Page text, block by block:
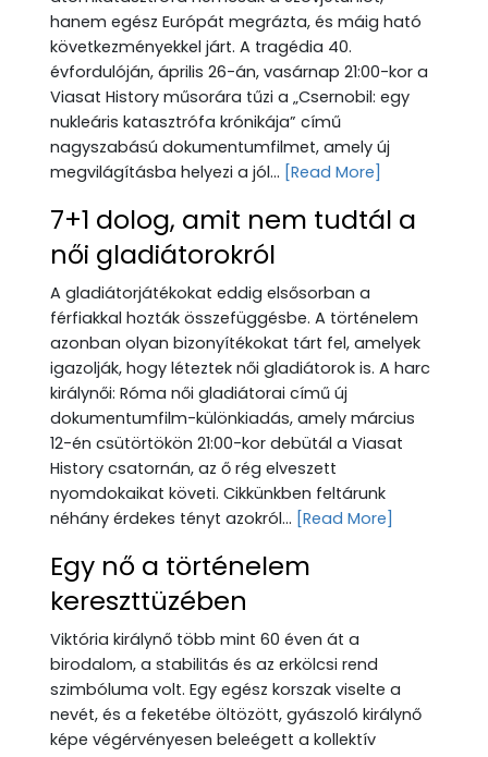
hanem egész Európát megrázta, és máig ható
következményekkel járt. A tragédia 40.
évfordulóján, április 26-án, vasárnap 21:00-kor a
Viasat History műsorára tűzi a „Csernobil: egy
nukleáris katasztrófa krónikája” című
nagyszabású dokumentumfilmet, amely új
megvilágításba helyezi a jól... [Read More]
7+1 dolog, amit nem tudtál a
női gladiátorokról
A gladiátorjátékokat eddig elsősorban a
férfiakkal hozták összefüggésbe. A történelem
azonban olyan bizonyítékokat tárt fel, amelyek
igazolják, hogy léteztek női gladiátorok is. A harc
királynői: Róma női gladiátorai című új
dokumentumfilm-különkiadás, amely március
12-én csütörtökön 21:00-kor debütál a Viasat
History csatornán, az ő rég elveszett
nyomdokaikat követi. Cikkünkben feltárunk
néhány érdekes tényt azokról... [Read More]
Egy nő a történelem
kereszttüzében
Viktória királynő több mint 60 éven át a
birodalom, a stabilitás és az erkölcsi rend
szimbóluma volt. Egy egész korszak viselte a
nevét, és a feketébe öltözött, gyászoló királynő
képe végérvényesen beleégett a kollektív